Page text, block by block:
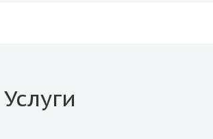
Услуги